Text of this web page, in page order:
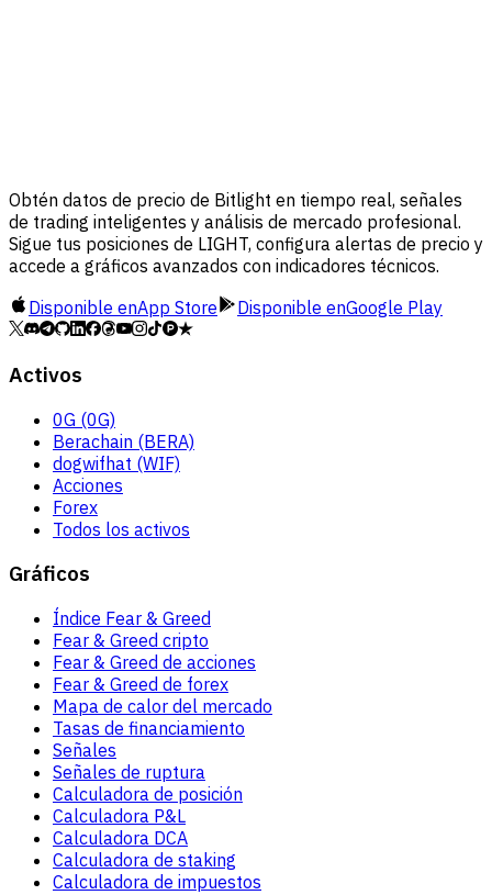
Obtén datos de precio de Bitlight en tiempo real, señales
de trading inteligentes y análisis de mercado profesional.
Sigue tus posiciones de LIGHT, configura alertas de precio y
accede a gráficos avanzados con indicadores técnicos.
Disponible enApp Store Disponible enGoogle Play
Activos
0G (0G)
Berachain (BERA)
dogwifhat (WIF)
Acciones
Forex
Todos los activos
Gráficos
Índice Fear & Greed
Fear & Greed cripto
Fear & Greed de acciones
Fear & Greed de forex
Mapa de calor del mercado
Tasas de financiamiento
Señales
Señales de ruptura
Calculadora de posición
Calculadora P&L
Calculadora DCA
Calculadora de staking
Calculadora de impuestos